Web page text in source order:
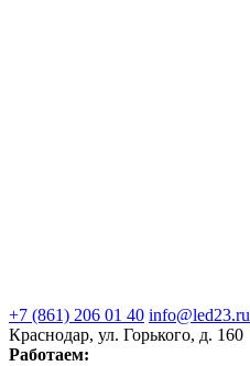
+7 (861) 206 01 40 info@led23.ru
Краснодар, ул. Горького, д. 160
Работаем: